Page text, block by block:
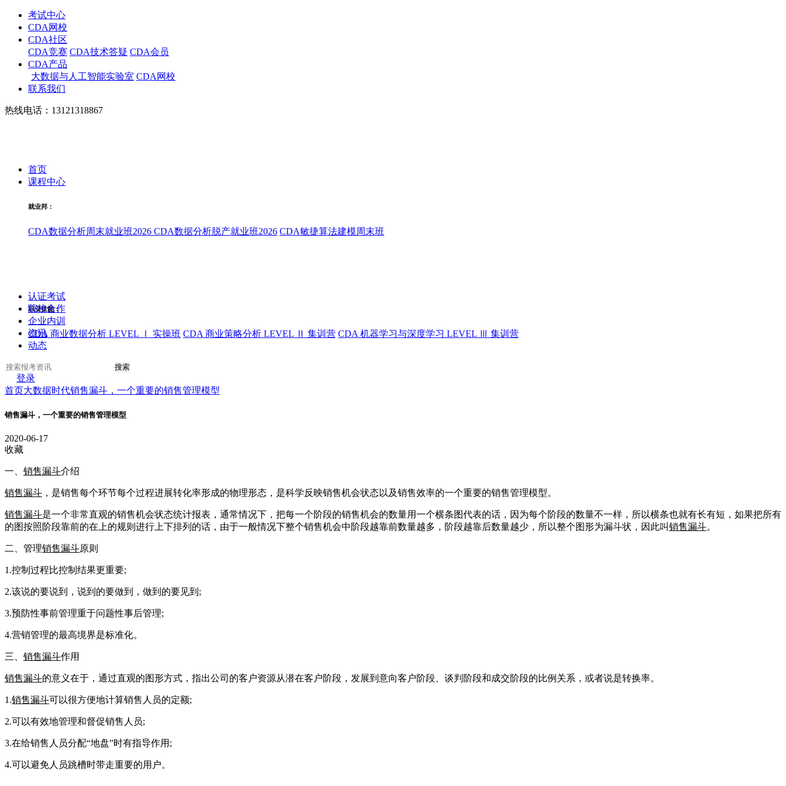
考试中心
CDA网校
CDA社区
CDA竞赛 CDA技术答疑 CDA会员
CDA产品
大数据与人工智能实验室 CDA网校
联系我们
热线电话：13121318867
首页
课程中心
就业邦：
CDA数据分析周末就业班2026 CDA数据分析脱产就业班2026 CDA敏捷算法建模周末班
职业技能：
CDA 商业数据分析 LEVEL Ⅰ 实操班 CDA 商业策略分析 LEVEL Ⅱ 集训营 CDA 机器学习与深度学习 LEVEL Ⅲ 集训营
认证考试
院校合作
企业内训
资讯
动态
搜索
登录
首页大数据时代销售漏斗，一个重要的销售管理模型
销售漏斗，一个重要的销售管理模型
2020-06-17
收藏
一、 销售漏斗介绍
销售漏斗 ，是销售每个环节每个过程进展转化率形成的物理形态，是科学反映销售机会状态以及销售效率的一个重要的销售管理模型。
销售漏斗是一个非常直观的销售机会状态统计报表，通常情况下，把每一个阶段的销售机会的数量用一个横条图代表的话，因为每个阶段的数量不一样，所以横条也就有长有短，如果把所有
的图按照阶段靠前的在上的规则进行上下排列的话，由于一般情况下整个销售机会中阶段越靠前数量越多，阶段越靠后数量越少，所以整个图形为漏斗状，因此叫销售漏斗。
二、管理销售漏斗原则
1.控制过程比控制结果更重要;
2.该说的要说到，说到的要做到，做到的要见到;
3.预防性事前管理重于问题性事后管理;
4.营销管理的最高境界是标准化。
三、 销售漏斗作用
销售漏斗的意义在于，通过直观的图形方式，指出公司的客户资源从潜在客户阶段，发展到意向客户阶段、谈判阶段和成交阶段的比例关系，或者说是转换率。
1.销售漏斗可以很方便地计算销售人员的定额;
2.可以有效地管理和督促销售人员;
3.在给销售人员分配“地盘”时有指导作用;
4.可以避免人员跳槽时带走重要的用户。